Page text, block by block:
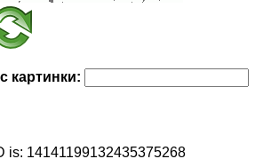
картинки:
is: 14141199132435375268